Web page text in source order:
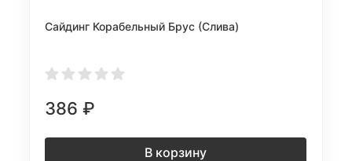
Сайдинг Корабельный Брус (Слива)
386₽
В корзину